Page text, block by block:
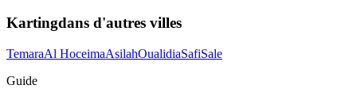
Kartingdans d'autres villes
TemaraAl HoceimaAsilahOualidiaSafiSale
Guide